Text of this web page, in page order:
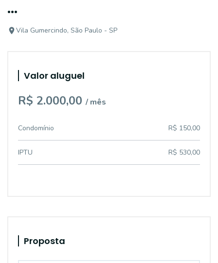
...
Vila Gumercindo, São Paulo - SP
Valor aluguel
R$ 2.000,00 / mês
Condomínio R$ 150,00
IPTU R$ 530,00
Proposta